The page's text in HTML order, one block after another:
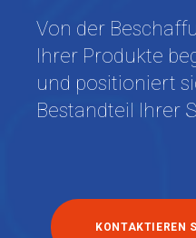
Von der
Ihrer Produkte
und positioniert
Bestandteil Ihrer
KONTAKTIEREN